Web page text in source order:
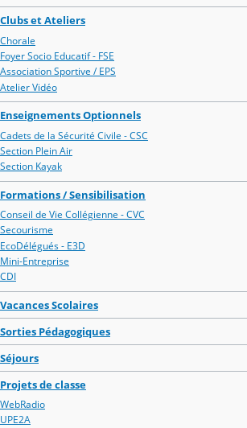
Clubs et Ateliers
Chorale
Foyer Socio Educatif - FSE
Association Sportive / EPS
Atelier Vidéo
Enseignements Optionnels
Cadets de la Sécurité Civile - CSC
Section Plein Air
Section Kayak
Formations / Sensibilisation
Conseil de Vie Collégienne - CVC
Secourisme
EcoDélégués - E3D
Mini-Entreprise
CDI
Vacances Scolaires
Sorties Pédagogiques
Séjours
Projets de classe
WebRadio
UPE2A